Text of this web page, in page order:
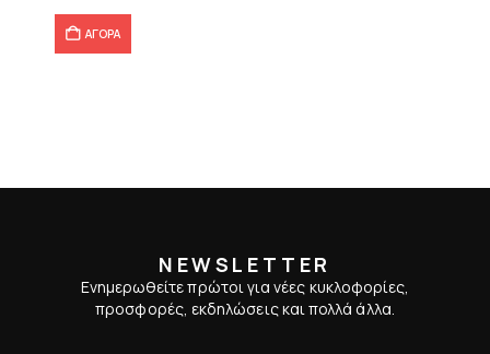
ΑΓΟΡΑ
NEWSLETTER
Ενημερωθείτε πρώτοι για νέες κυκλοφορίες,
προσφορές, εκδηλώσεις και πολλά άλλα.